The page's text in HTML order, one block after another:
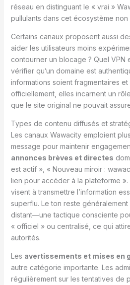
réseau en distinguant le « vrai »
pullulants dans cet écosystème non
Certains canaux proposent aussi
aider les utilisateurs moins
contourner un blocage ? Quel VPN
vérifier qu’un domaine est
informations soient fragmentaires
officiellement, elles incarnent un
que le site original ne pouvait
Types de contenu diffusés et
Les canaux Wawacity emploient
message pour maintenir
annonces brèves et directes
est actif », « Nouveau miroir :
lien pour accéder à la plateforme ».
visent à transmettre l’information
superflu. Le ton reste
distant—une tactique consciente
« officiel » ou centralisé, ce qui
autorités.
Les avertissements et mises en
autre catégorie importante. Les
régulièrement sur les tentatives de